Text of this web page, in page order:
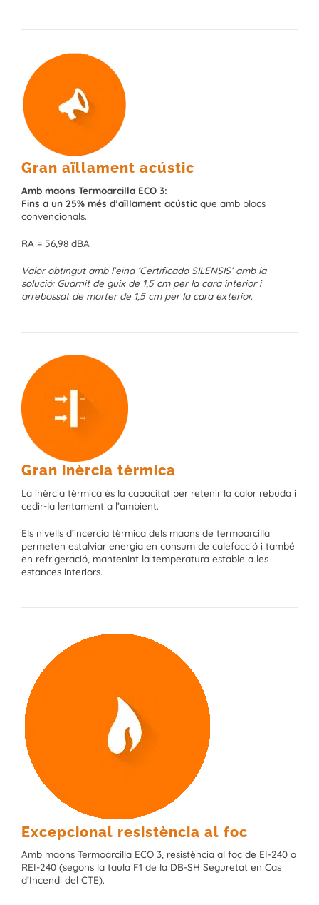
Gran aïllament acústic
Amb maons Termoarcilla ECO 3:
Fins a un 25% més d’aïllament acústic que amb blocs
convencionals.
RA = 56,98 dBA
Valor obtingut amb l’eina ‘Certificado SILENSIS’ amb la
solució: Guarnit de guix de 1,5 cm per la cara interior i
arrebossat de morter de 1,5 cm per la cara exterior.
Gran inèrcia tèrmica
La inèrcia tèrmica és la capacitat per retenir la calor rebuda i
cedir-la lentament a l’ambient.
Els nivells d’incercia tèrmica dels maons de termoarcilla
permeten estalviar energia en consum de calefacció i també
en refrigeració, mantenint la temperatura estable a les
estances interiors.
Excepcional resistència al foc
Amb maons Termoarcilla ECO 3, resistència al foc de EI-240 o
REI-240 (segons la taula F1 de la DB-SH Seguretat en Cas
d’Incendi del CTE).